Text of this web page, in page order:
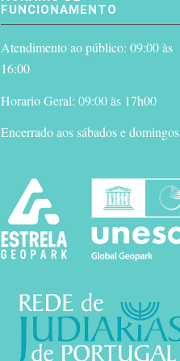
FUNCIONAMENTO
Atendimento ao público: 09:00 às
16:00
Horario Geral: 09:00 às 17h00
Encerrado aos sábados e domingos